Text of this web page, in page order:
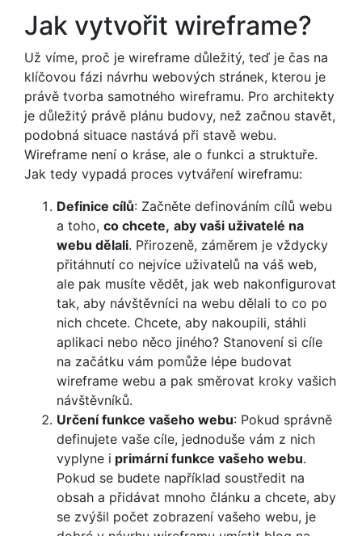
Jak vytvořit wireframe?
Už víme, proč je wireframe důležitý, teď je čas na
klíčovou fázi návrhu webových stránek, kterou je
právě tvorba samotného wireframu. Pro architekty
je důležitý právě plánu budovy, než začnou stavět,
podobná situace nastává při stavě webu.
Wireframe není o kráse, ale o funkci a struktuře.
Jak tedy vypadá proces vytváření wireframu:
Definice cílů: Začněte definováním cílů webu
a toho, co chcete, aby vaši uživatelé na
webu dělali. Přirozeně, záměrem je vždycky
přitáhnutí co nejvíce uživatelů na váš web,
ale pak musíte vědět, jak web nakonfigurovat
tak, aby návštěvníci na webu dělali to co po
nich chcete. Chcete, aby nakoupili, stáhli
aplikaci nebo něco jiného? Stanovení si cíle
na začátku vám pomůže lépe budovat
wireframe webu a pak směrovat kroky vašich
návštěvníků.
Určení funkce vašeho webu: Pokud správně
definujete vaše cíle, jednoduše vám z nich
vyplyne i primární funkce vašeho webu.
Pokud se budete například soustředit na
obsah a přidávat mnoho článku a chcete, aby
se zvýšil počet zobrazení vašeho webu, je